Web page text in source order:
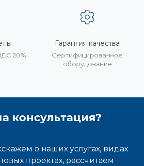
20%
Гарантия качества
Сертифицированное
оборудование
консультация?
о наших услугах, видах
проектах, рассчитаем